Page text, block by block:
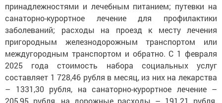
принадлежностями и лечебным питанием; путевки на
санаторно-курортное лечение для профилактики
заболеваний; расходы на проезд к месту лечения
пригородным железнодорожным транспортом или
междугородным транспортом и обратно. С 1 февраля
2025 года стоимость набора социальных услуг
составляет 1 728,46 рубля в месяц, из них на лекарства
– 1331,30 рубля, на санаторно-курортное лечение –
205,95 рубля, на дорожные расходы – 191,21 рубля.